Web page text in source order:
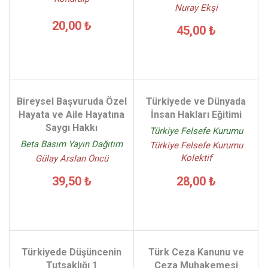
20,00 ₺
Nuray Ekşi
45,00 ₺
Bireysel Başvuruda Özel
Hayata ve Aile Hayatına
Saygı Hakkı
Beta Basım Yayın Dağıtım
Gülay Arslan Öncü
39,50 ₺
Türkiyede ve Dünyada
İnsan Hakları Eğitimi
Türkiye Felsefe Kurumu
Türkiye Felsefe Kurumu
Kolektif
28,00 ₺
Türkiyede Düşüncenin
Tutsaklığı 1
Türk Ceza Kanunu ve
Ceza Muhakemesi